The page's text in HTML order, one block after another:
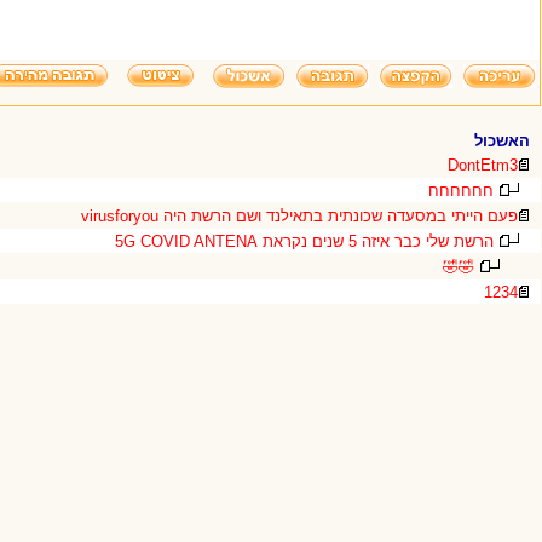
האשכול
DontEtm3
חחחחחח
פעם הייתי במסעדה שכונתית בתאילנד ושם הרשת היה virusforyou
הרשת שלי כבר איזה 5 שנים נקראת 5G COVID ANTENA
🤣🤣
1234